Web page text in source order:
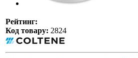
Рейтинг:
Код товару: 2824